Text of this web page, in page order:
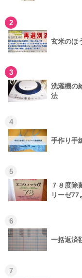
2
玄米のほ
3
洗濯機の
法
4
手作り手
5
７８度除
リーゼ77
6
一括返済
7